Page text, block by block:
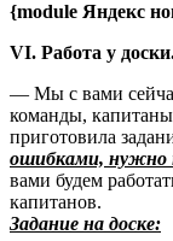
{module Яндекс
VI. Работа у
— Мы с вами
команды, капитаны
приготовила
ошибками, нужно
вами будем
капитанов.
Задание на доске: